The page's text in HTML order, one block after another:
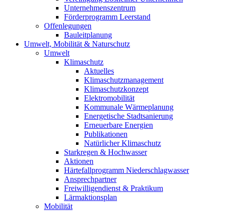
Unternehmenszentrum
Förderprogramm Leerstand
Offenlegungen
Bauleitplanung
Umwelt, Mobilität & Naturschutz
Umwelt
Klimaschutz
Aktuelles
Klimaschutzmanagement
Klimaschutzkonzept
Elektromobilität
Kommunale Wärmeplanung
Energetische Stadtsanierung
Erneuerbare Energien
Publikationen
Natürlicher Klimaschutz
Starkregen & Hochwasser
Aktionen
Härtefallprogramm Niederschlagwasser
Ansprechpartner
Freiwilligendienst & Praktikum
Lärmaktionsplan
Mobilität